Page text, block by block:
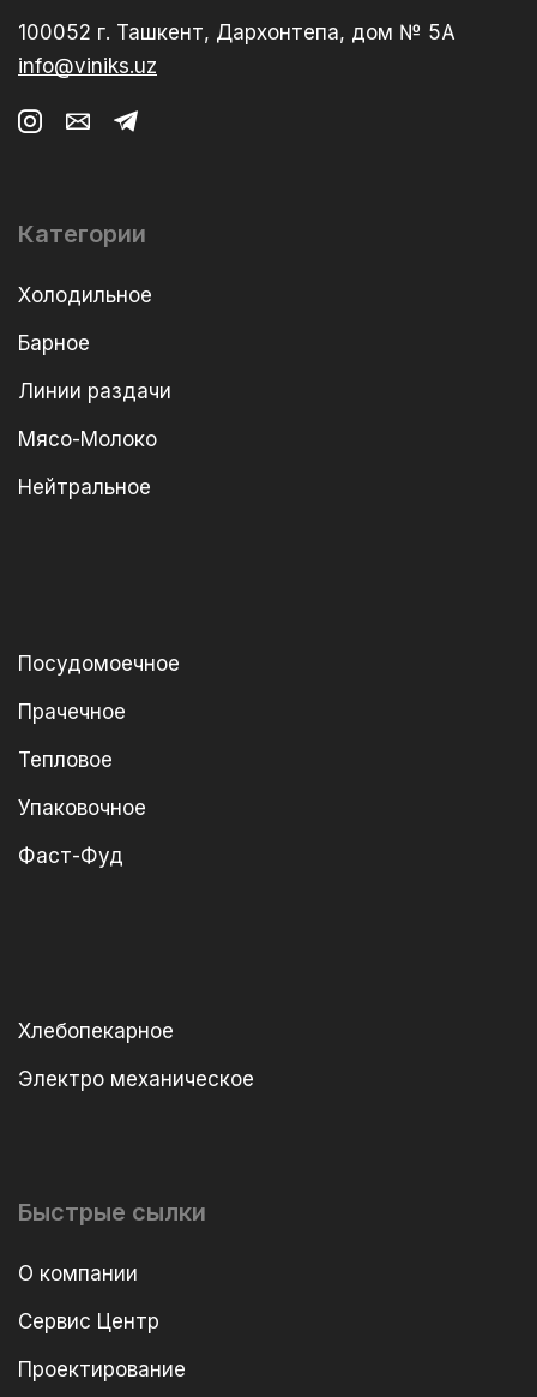
100052 г. Ташкент, Дархонтепа, дом № 5А
info@viniks.uz
Категории
Холодильное
Барное
Линии раздачи
Мясо-Молоко
Нейтральное
Посудомоечное
Прачечное
Тепловое
Упаковочное
Фаст-Фуд
Хлебопекарное
Электро механическое
Быстрые сылки
О компании
Сервис Центр
Проектирование